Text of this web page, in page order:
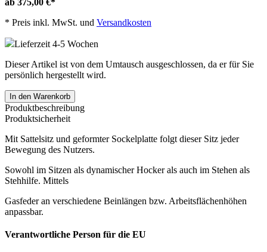
ab 375,00 €*
* Preis inkl. MwSt. und Versandkosten
Lieferzeit 4-5 Wochen
Dieser Artikel ist von dem Umtausch ausgeschlossen, da er für Sie
persönlich hergestellt wird.
In den Warenkorb
Produktbeschreibung
Produktsicherheit
Mit Sattelsitz und geformter Sockelplatte folgt dieser Sitz jeder
Bewegung des Nutzers.
Sowohl im Sitzen als dynamischer Hocker als auch im Stehen als
Stehhilfe. Mittels
Gasfeder an verschiedene Beinlängen bzw. Arbeitsflächenhöhen
anpassbar.
Verantwortliche Person für die EU